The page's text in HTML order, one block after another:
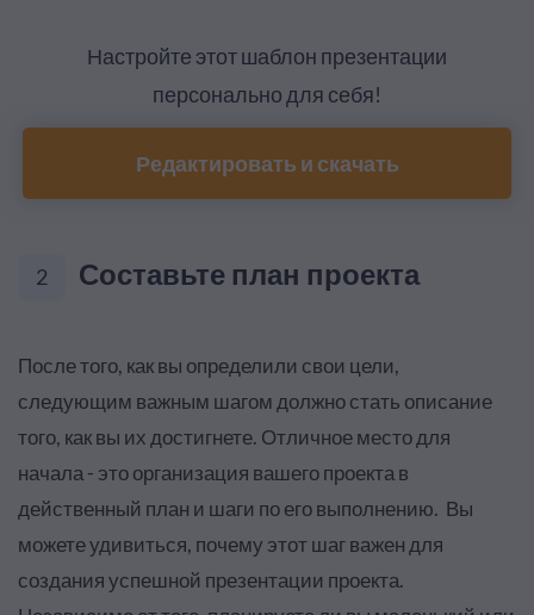
Настройте этот шаблон презентации
персонально для себя!
Редактировать и скачать
2 Составьте план проекта
После того, как вы определили свои цели,
следующим важным шагом должно стать описание
того, как вы их достигнете. Отличное место для
начала - это организация вашего проекта в
действенный план и шаги по его выполнению. Вы
можете удивиться, почему этот шаг важен для
создания успешной презентации проекта.